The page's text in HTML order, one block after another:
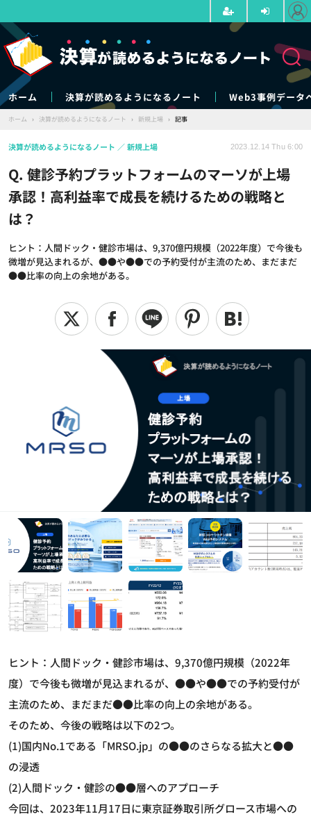
ホーム 決算が読めるようになるノート Web3事例データ
ホーム › 決算が読めるようになるノート › 新規上場 › 記事
Q. 健診予約プラットフォームのマーソが上場
承認！高利益率で成長を続けるための戦略と
は？
ヒント：人間ドック・健診市場は、9,370億円規模（2022年度）で今後も
微増が見込まれるが、●●や●●での予約受付が主流のため、まだまだ
●●比率の向上の余地がある。
決算が読めるようになるノート 新規上場 2023.12.14 Thu 6:00
ヒント：人間ドック・健診市場は、9,370億円規模（2022年
度）で今後も微増が見込まれるが、●●や●●での予約受付が
主流のため、まだまだ●●比率の向上の余地がある。
そのため、今後の戦略は以下の2つ。
(1)国内No.1である「MRSO.jp」の●●のさらなる拡大と●●
の浸透
(2)人間ドック・健診の●●層へのアプローチ
今回は、2023年11月17日に東京証券取引所グロース市場への